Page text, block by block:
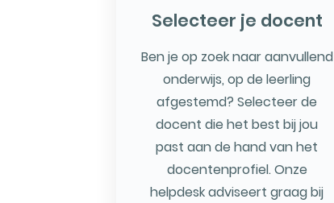
Selecteer je docent
Ben je op zoek naar aanvullend
onderwijs, op de leerling
afgestemd? Selecteer de
docent die het best bij jou
past aan de hand van het
docentenprofiel. Onze
helpdesk adviseert graag bij